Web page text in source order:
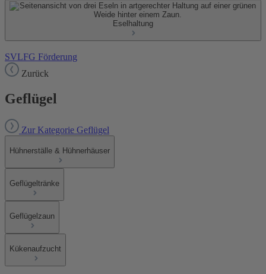
Eselhaltung
SVLFG Förderung
Zurück
Geflügel
Zur Kategorie Geflügel
Hühnerställe & Hühnerhäuser
Geflügeltränke
Geflügelzaun
Kükenaufzucht